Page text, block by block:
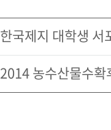
한국제지 대학생 서